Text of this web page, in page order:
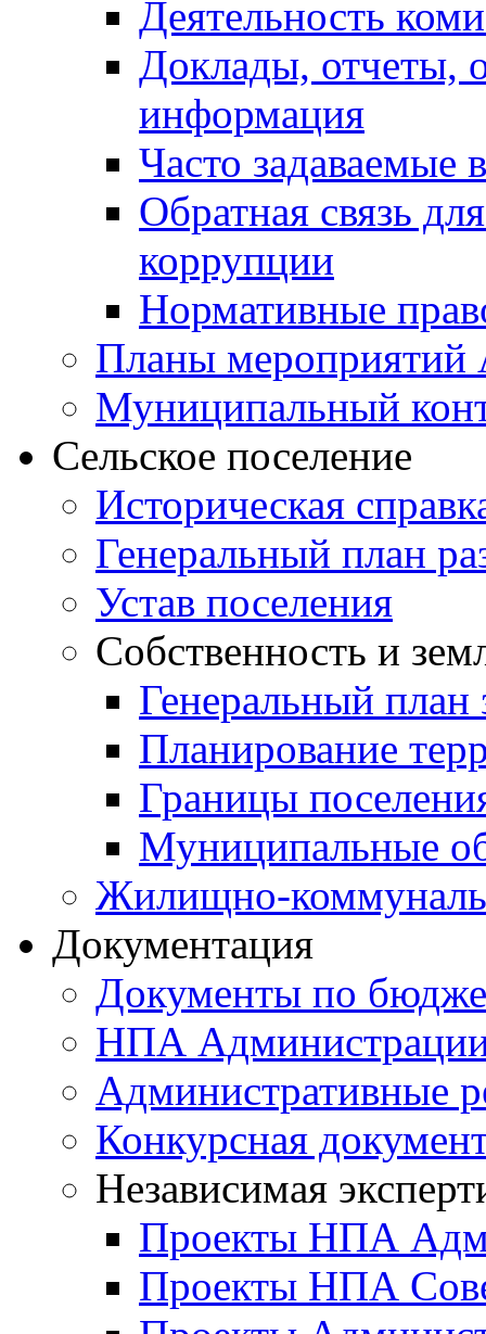
Деятельность
Доклады, отчеты,
информация
Часто задаваемые
Обратная связь
коррупции
Нормативные
Планы мероприятий
Муниципальный
Сельское поселение
Историческая
Генеральный план
Устав поселения
Собственность и
Генеральный план
Планирование
Границы
Муниципальные
Жилищно-
Документация
Документы по
НПА
Административные
Конкурсная
Независимая
Проекты НПА
Проекты НПА